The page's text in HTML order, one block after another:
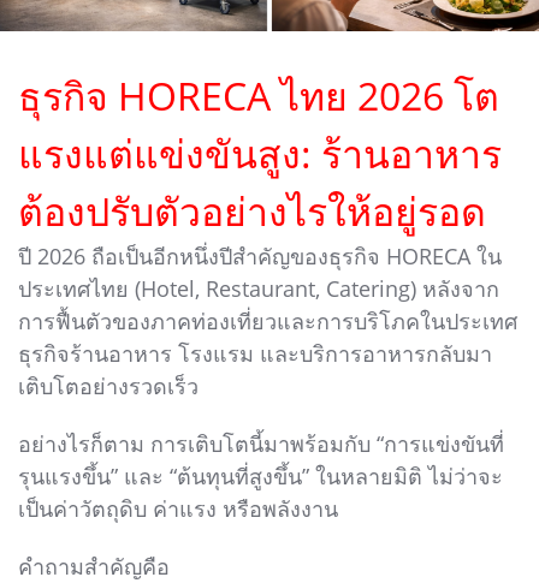
ธุรกิจ HORECA ไทย 2026 โต
แรงแต่แข่งขันสูง: ร้านอาหาร
ต้องปรับตัวอย่างไรให้อยู่รอด
ปี 2026 ถือเป็นอีกหนึ่งปีสำคัญของธุรกิจ HORECA ใน
ประเทศไทย (Hotel, Restaurant, Catering) หลังจาก
การฟื้นตัวของภาคท่องเที่ยวและการบริโภคในประเทศ
ธุรกิจร้านอาหาร โรงแรม และบริการอาหารกลับมา
เติบโตอย่างรวดเร็ว
อย่างไรก็ตาม การเติบโตนี้มาพร้อมกับ “การแข่งขันที่
รุนแรงขึ้น” และ “ต้นทุนที่สูงขึ้น” ในหลายมิติ ไม่ว่าจะ
เป็นค่าวัตถุดิบ ค่าแรง หรือพลังงาน
คำถามสำคัญคือ